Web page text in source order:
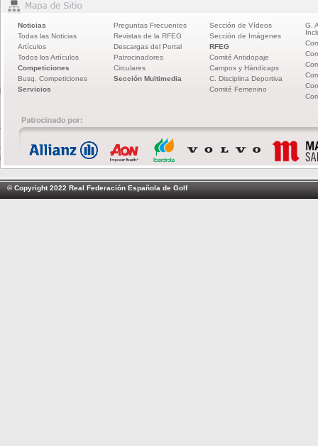
Noticias
Todas las Noticias
Artículos
Todos los Artículos
Competiciones
Busq. Competiciones
Servicios
Preguntas Frecuentes
Revistas de la RFEG
Descargas del Portal
Patrocinadores
Circulares
Sección Multimedia
Sección de Vídeos
Sección de Imágenes
RFEG
Comité Antidopaje
Campos y Hándicaps
C. Disciplina Deportiva
Comité Femenino
G.
© Copyright 2022 Real Federación Española de Golf